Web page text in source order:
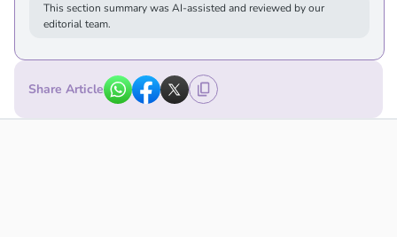
This section summary was AI-assisted and reviewed by our
editorial team.
Share Article